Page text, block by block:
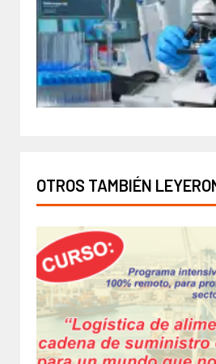
OTROS TAMBIÉN